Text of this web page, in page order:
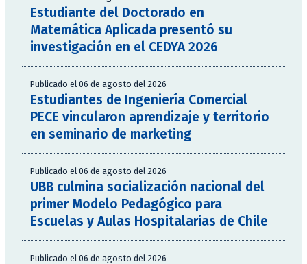
Estudiante del Doctorado en
Matemática Aplicada presentó su
investigación en el CEDYA 2026
Publicado el 06 de agosto del 2026
Estudiantes de Ingeniería Comercial
PECE vincularon aprendizaje y territorio
en seminario de marketing
Publicado el 06 de agosto del 2026
UBB culmina socialización nacional del
primer Modelo Pedagógico para
Escuelas y Aulas Hospitalarias de Chile
Publicado el 06 de agosto del 2026